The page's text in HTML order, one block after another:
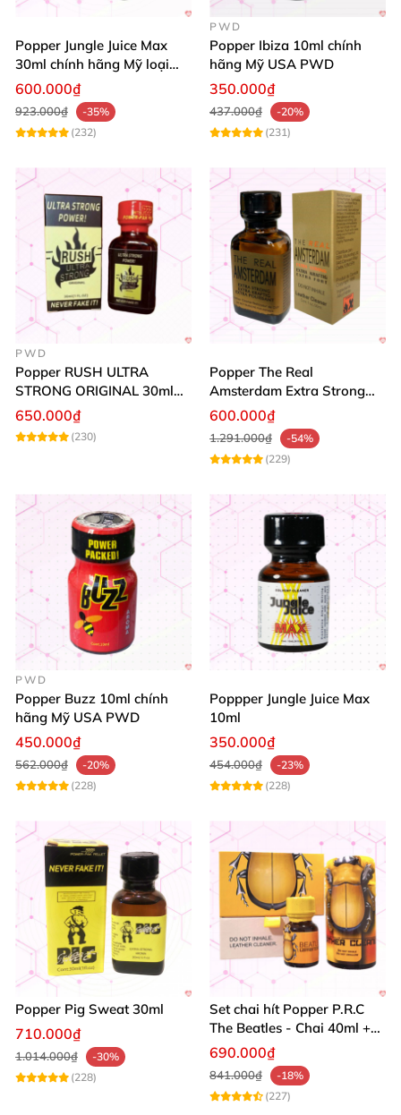
Popper Jungle Juice Max
30ml chính hãng Mỹ loại
mạnh cho Top Bot
600.000₫
923.000₫
-35%
(232)
PWD
Popper Ibiza 10ml chính
hãng Mỹ USA PWD
350.000₫
437.000₫
-20%
(231)
PWD
Popper RUSH ULTRA
STRONG ORIGINAL 30ml
Chính Hãng Mỹ PWD
650.000₫
(230)
Popper The Real
Amsterdam Extra Strong
30ml
600.000₫
1.291.000₫
-54%
(229)
PWD
Popper Buzz 10ml chính
hãng Mỹ USA PWD
450.000₫
562.000₫
-20%
(228)
Poppper Jungle Juice Max
10ml
350.000₫
454.000₫
-23%
(228)
Popper Pig Sweat 30ml
710.000₫
1.014.000₫
-30%
(228)
Set chai hít Popper P.R.C
The Beatles - Chai 40ml +
10ml dành cho Top Bot
690.000₫
841.000₫
-18%
(227)